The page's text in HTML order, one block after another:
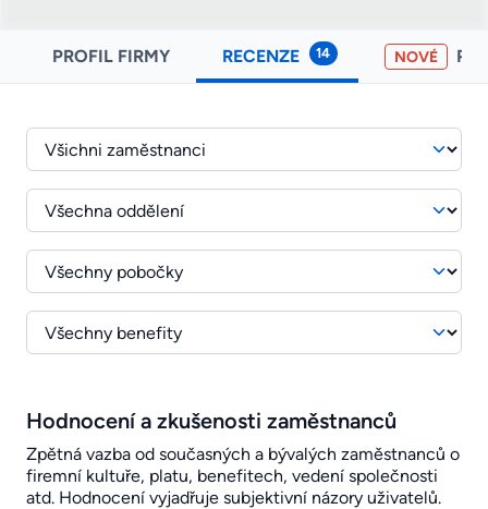
PROFIL FIRMY RECENZE 14 NOVÉ
Hodnocení a zkušenosti zaměstnanců
Zpětná vazba od současných a bývalých zaměstnanců o
firemní kultuře, platu, benefitech, vedení společnosti
atd. Hodnocení vyjadřuje subjektivní názory uživatelů.